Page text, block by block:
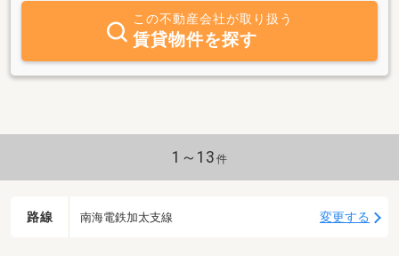
この不動産会社が取り扱う
賃貸物件を探す
1～13 件
路線 南海電鉄加太支線 変更する